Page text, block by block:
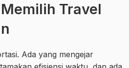
Travel
Ada yang mengejar